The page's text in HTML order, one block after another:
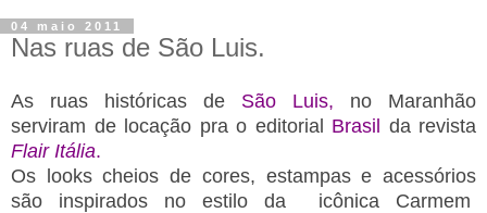
04 maio 2011
Nas ruas de São Luis.
As ruas históricas de São Luis, no Maranhão
serviram de locação pra o editorial Brasil da revista
Flair Itália.
Os looks cheios de cores, estampas e acessórios
são inspirados no estilo da icônica Carmem